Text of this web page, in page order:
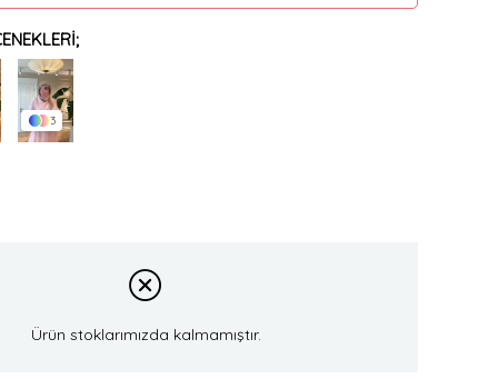
3
Ürün stoklarımızda kalmamıştır.